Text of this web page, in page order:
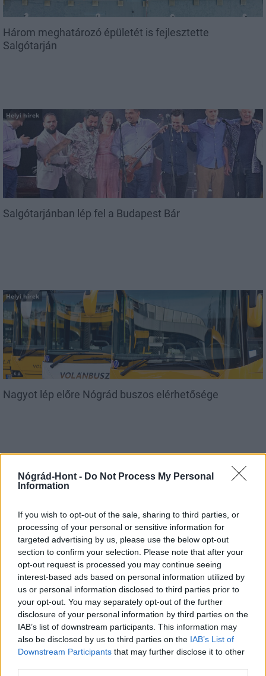
Nógrád-Hont - Do Not Process My Personal
Information
If you wish to opt-out of the sale, sharing to third parties, or
processing of your personal or sensitive information for
targeted advertising by us, please use the below opt-out
section to confirm your selection. Please note that after your
opt-out request is processed you may continue seeing
interest-based ads based on personal information utilized by
us or personal information disclosed to third parties prior to
your opt-out. You may separately opt-out of the further
disclosure of your personal information by third parties on the
IAB’s list of downstream participants. This information may
also be disclosed by us to third parties on the IAB’s List of
Downstream Participants that may further disclose it to other
Három meghatározó épületét is fejlesztette
Salgótarján
Helyi hírek
Salgótarjánban lép fel a Budapest Bár
Helyi hírek
Nagyot lép előre Nógrád buszos elérhetősége
Útépítés